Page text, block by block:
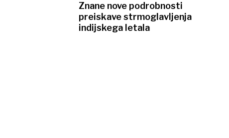
Znane nove podrobnosti
preiskave strmoglavljenja
indijskega letala